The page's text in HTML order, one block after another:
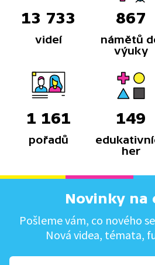
13 733
videí
867
námětů
výuky
1 161
pořadů
149
her
Novinky na
Pošleme vám, co nového
Nová videa, témata,